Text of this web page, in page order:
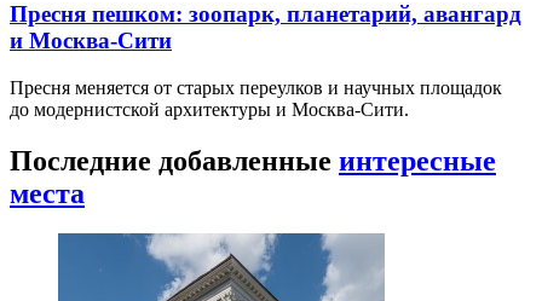
Пресня пешком: зоопарк, планетарий, авангард
и Москва-Сити
Пресня меняется от старых переулков и научных площадок
до модернистской архитектуры и Москва-Сити.
Последние добавленные интересные
места